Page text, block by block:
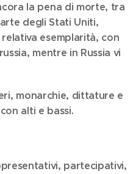
la pena di morte, tra
degli Stati Uniti,
esemplarità, con
mentre in Russia vi
monarchie, dittature e
alti e bassi.
partecipativi,